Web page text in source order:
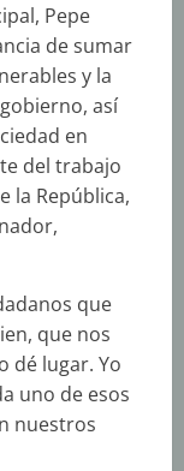
Pepe
de sumar
y la
así
en
del trabajo
la República,
que
que nos
dé lugar. Yo
uno de esos
nuestros